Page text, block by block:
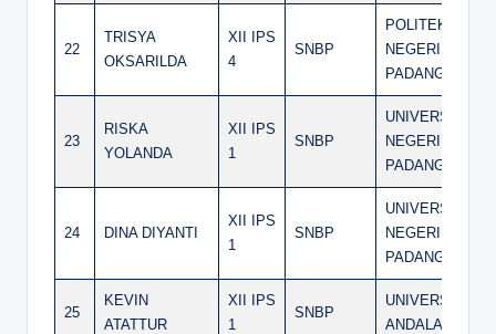
22
TRISYA
OKSARILDA
XII IPS
4
SNBP
POLITEKNIK
NEGERI
PADANG
23
RISKA
YOLANDA
XII IPS
1
SNBP
UNIVERSITAS
NEGERI
PADANG
24 DINA DIYANTI
XII IPS
1
SNBP
UNIVERSITAS
NEGERI
PADANG
25
KEVIN
ATATTUR
XII IPS
1
SNBP
UNIVERSITAS
ANDALAS